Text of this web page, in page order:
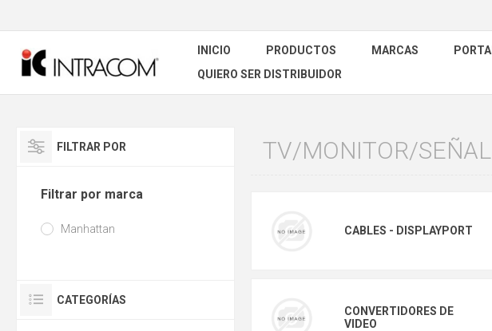
INICIO PRODUCTOS MARCAS
QUIERO SER DISTRIBUIDOR
TV/MONITOR/
CABLES - DISPLAYPORT
CONVERTIDORES DE
VIDEO
FILTRAR POR
Filtrar por marca
Manhattan
CATEGORÍAS